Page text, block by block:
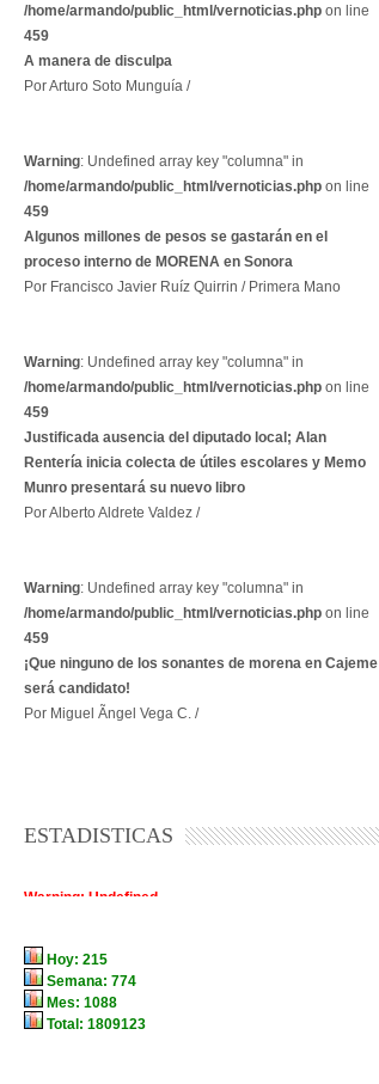
/home/armando/public_html/vernoticias.php on line
459
A manera de disculpa
Por Arturo Soto Munguía /
Warning: Undefined array key "columna" in
/home/armando/public_html/vernoticias.php on line
459
Algunos millones de pesos se gastarán en el
proceso interno de MORENA en Sonora
Por Francisco Javier Ruíz Quirrin / Primera Mano
Warning: Undefined array key "columna" in
/home/armando/public_html/vernoticias.php on line
459
Justificada ausencia del diputado local; Alan
Rentería inicia colecta de útiles escolares y Memo
Munro presentará su nuevo libro
Por Alberto Aldrete Valdez /
Warning: Undefined array key "columna" in
/home/armando/public_html/vernoticias.php on line
459
¡Que ninguno de los sonantes de morena en Cajeme
será candidato!
Por Miguel Ãngel Vega C. /
ESTADISTICAS